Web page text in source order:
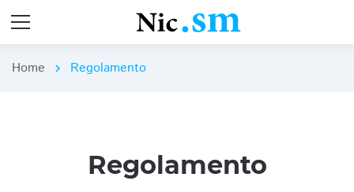
Home chevron_right Regolamento
Regolamento